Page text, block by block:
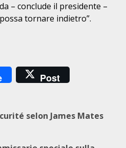
– conclude il presidente –
tornare indietro”.
Post
selon James Mates